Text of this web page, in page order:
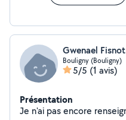
Gwenael Fisnot
Bouligny (Bouligny)
5/5 (1 avis)
Présentation